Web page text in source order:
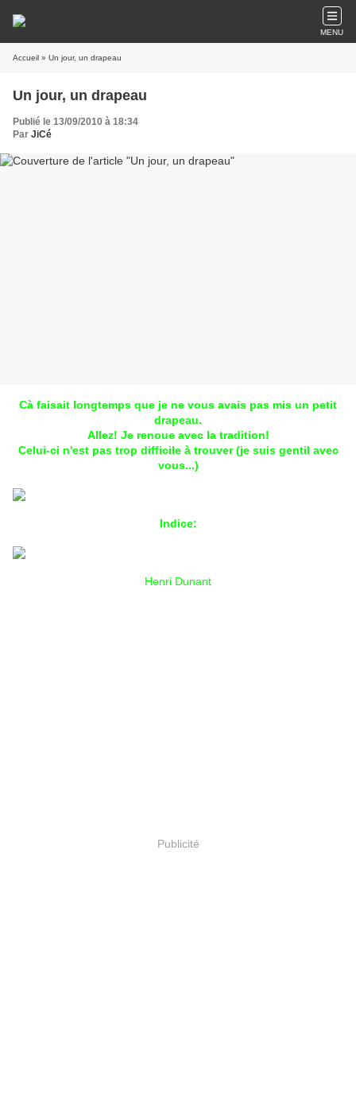
MENU
Accueil » Un jour, un drapeau
Un jour, un drapeau
Publié le 13/09/2010 à 18:34
Par JiCé
Cà faisait longtemps que je ne vous avais pas mis un petit
drapeau.
Allez! Je renoue avec la tradition!
Celui-ci n'est pas trop difficile à trouver (je suis gentil avec
vous...)
Indice:
Henri Dunant
Publicité